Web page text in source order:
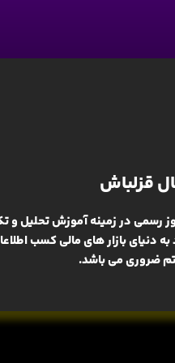
قزلباش
رسمی در زمینهآموزش تحلیل و
دنیای بازار های مالی کسب
ضروری می باشد.